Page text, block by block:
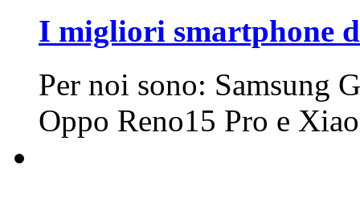
I migliori smartphone
Per noi sono: Samsung
Oppo Reno15 Pro e